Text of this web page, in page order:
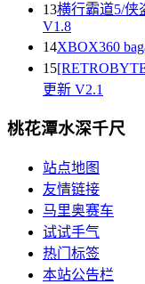
13横行霸道5/侠
V1.8
14XBOX360
15
更新 V2.1
桃花潭水深千尺
站点地图
友情链接
马里奥赛车
试试手气
热门标签
本站公告栏